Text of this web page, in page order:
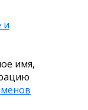
и
имя,